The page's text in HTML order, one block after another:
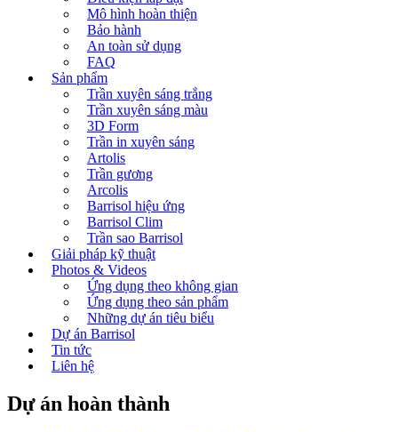
Mô hình hoàn thiện
Bảo hành
An toàn sử dụng
FAQ
Sản phẩm
Trần xuyên sáng trắng
Trần xuyên sáng màu
3D Form
Trần in xuyên sáng
Artolis
Trần gương
Arcolis
Barrisol hiệu ứng
Barrisol Clim
Trần sao Barrisol
Giải pháp kỹ thuật
Photos & Videos
Ứng dụng theo không gian
Ứng dụng theo sản phẩm
Những dự án tiêu biểu
Dự án Barrisol
Tin tức
Liên hệ
Dự án hoàn thành